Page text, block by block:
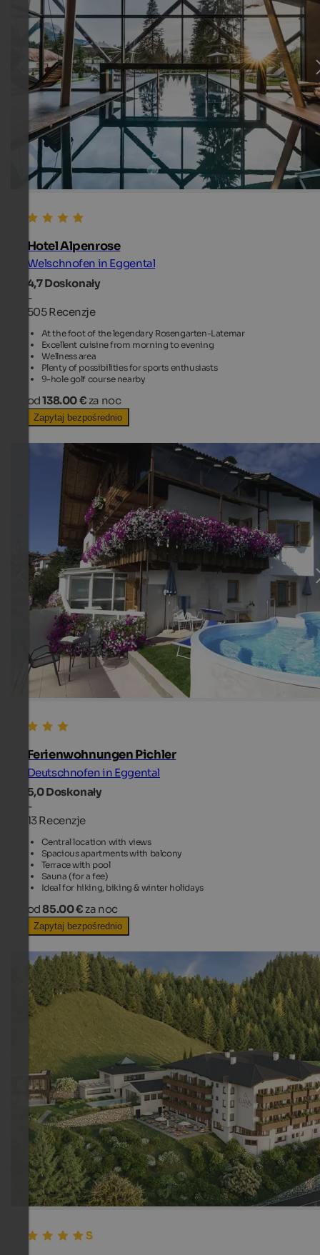
Hotel Alpenrose
Welschnofen in Eggental
4,7Doskonały
-
505 Recenzje
At the foot of the legendary Rosengarten-Latemar
Excellent cuisine from morning to evening
Wellness area
Plenty of possibilities for sports enthusiasts
9-hole golf course nearby
od138.00 € za noc
Zapytaj bezpośrednio
Ferienwohnungen Pichler
Deutschnofen in Eggental
5,0Doskonały
-
13 Recenzje
Central location with views
Spacious apartments with balcony
Terrace with pool
Sauna (for a fee)
Ideal for hiking, biking & winter holidays
od85.00 € za noc
Zapytaj bezpośrednio